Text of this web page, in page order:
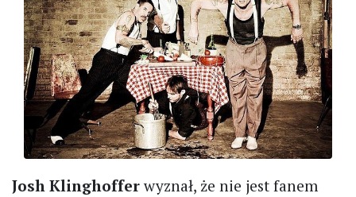
Josh Klinghofferwyznał, że nie jest fanem